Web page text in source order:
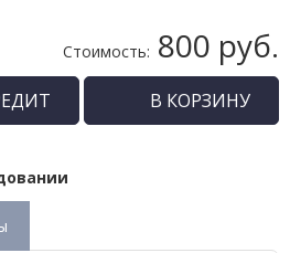
Стоимость: 800 руб.
В КОРЗИНУ